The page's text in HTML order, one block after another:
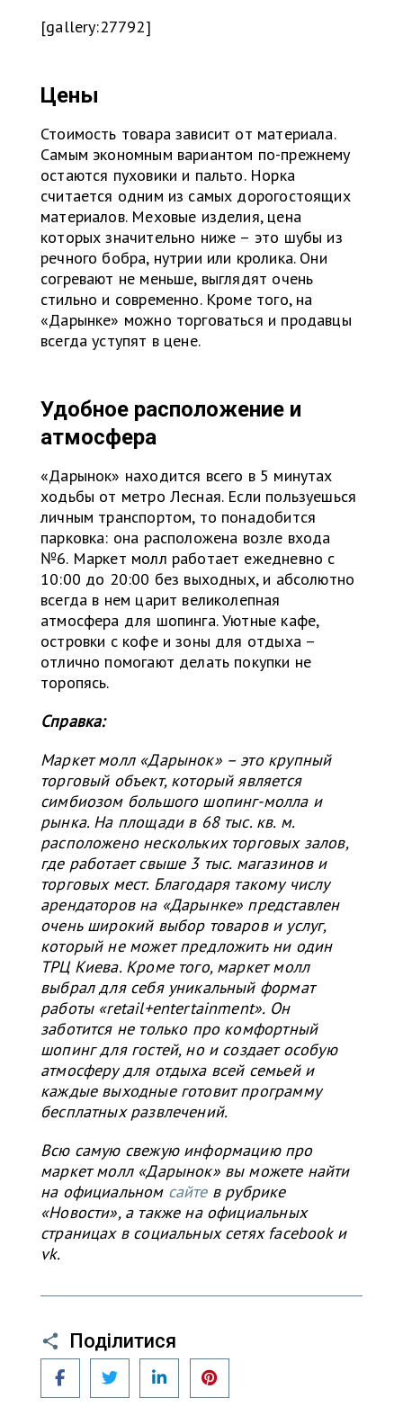
[gallery:27792]
Цены
Стоимость товара зависит от материала.
Самым экономным вариантом по-прежнему
остаются пуховики и пальто. Норка
считается одним из самых дорогостоящих
материалов. Меховые изделия, цена
которых значительно ниже – это шубы из
речного бобра, нутрии или кролика. Они
согревают не меньше, выглядят очень
стильно и современно. Кроме того, на
«Дарынке» можно торговаться и продавцы
всегда уступят в цене.
Удобное расположение и
атмосфера
«Дарынок» находится всего в 5 минутах
ходьбы от метро Лесная. Если пользуешься
личным транспортом, то понадобится
парковка: она расположена возле входа
№6. Маркет молл работает ежедневно с
10:00 до 20:00 без выходных, и абсолютно
всегда в нем царит великолепная
атмосфера для шопинга. Уютные кафе,
островки с кофе и зоны для отдыха –
отлично помогают делать покупки не
торопясь.
Справка:
Маркет молл «Дарынок» – это крупный
торговый объект, который является
симбиозом большого шопинг-молла и
рынка. На площади в 68 тыс. кв. м.
расположено нескольких торговых залов,
где работает свыше 3 тыс. магазинов и
торговых мест. Благодаря такому числу
арендаторов на «Дарынке» представлен
очень широкий выбор товаров и услуг,
который не может предложить ни один
ТРЦ Киева. Кроме того, маркет молл
выбрал для себя уникальный формат
работы «retail+entertainment». Он
заботится не только про комфортный
шопинг для гостей, но и создает особую
атмосферу для отдыха всей семьей и
каждые выходные готовит программу
бесплатных развлечений.
Всю самую свежую информацию про
маркет молл «Дарынок» вы можете найти
на официальном сайтев рубрике
«Новости», а также на официальных
страницах в социальных сетях facebook и
vk.
Поділитися
Facebook Twitter LinkedIn